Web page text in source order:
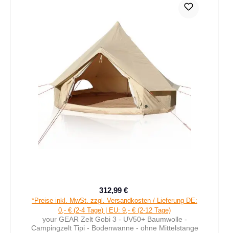
Verkaufspreis:
312,99 €
*Preise inkl. MwSt. zzgl. Versandkosten / Lieferung DE:
0,- € (2-4 Tage) | EU: 9,- € (2-12 Tage)
your GEAR Zelt Gobi 3 - UV50+ Baumwolle -
Campingzelt Tipi - Bodenwanne - ohne Mittelstange